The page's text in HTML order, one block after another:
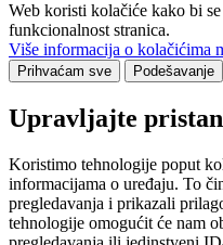
Web koristi kolačiće kako bi
funkcionalnost stranica.
Više informacija o kolačićima
Prihvaćam sve Podešavanje
Upravljajte
Koristimo tehnologije poput
informacijama o uređaju. To
pregledavanja i prikazali
tehnologije omogućit će nam